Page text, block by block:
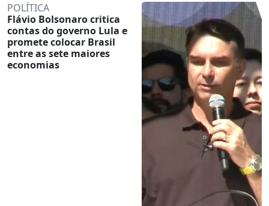
POLÍTICA
Flávio Bolsonaro critica
contas do governo Lula e
promete colocar Brasil
entre as sete maiores
economias